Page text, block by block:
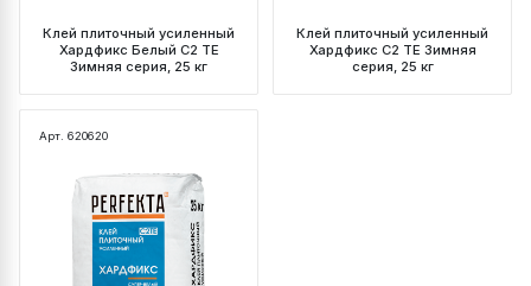
Клей плиточный усиленный
Хардфикс Белый C2 ТЕ
Зимняя серия, 25 кг
Клей плиточный усиленный
Хардфикс C2 ТЕ Зимняя
серия, 25 кг
Арт. 620620